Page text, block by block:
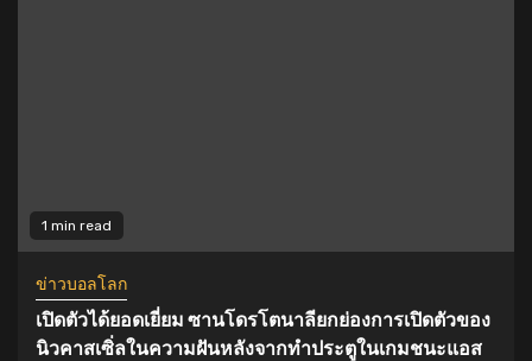
1 min read
ข่าวบอลโลก
เปิดตัวได้ยอดเยี่ยม ซานโดรโตนาลียกย่องการเปิดตัวของ
นิวคาสเซิ่ลในความฝันหลังจากทำประตูในเกมชนะแอส